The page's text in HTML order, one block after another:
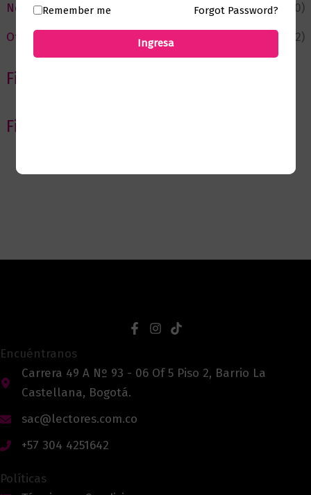
Novedades
(110)
Ofertas
(12)
Filtrar por Autor
Filtrar por editorial
Encuéntranos
Carrera 49 A Nº 93 - 06 Of 5 Piso 2, Barrio La
Castellana, Bogotá.
sac@lectores.com.co
+57 304 4251642
Políticas
Remember me Forgot Password?
Ingresa